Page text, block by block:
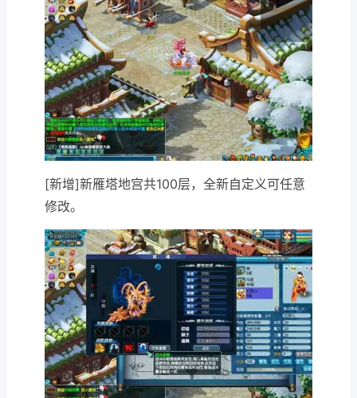
[新增]新雁塔地宫共100层，全新自定义可任意
修改。